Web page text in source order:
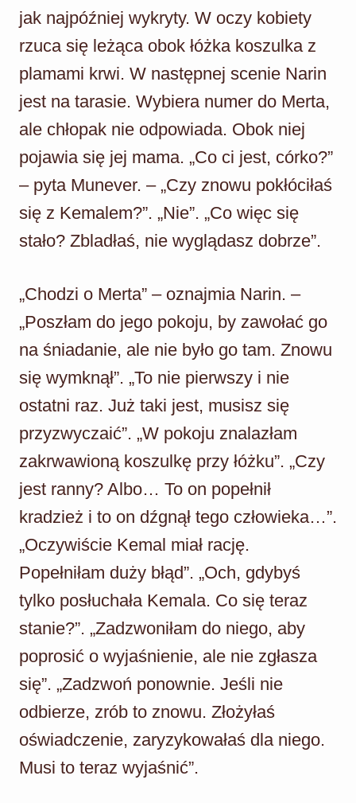
jak najpóźniej wykryty. W oczy kobiety
rzuca się leżąca obok łóżka koszulka z
plamami krwi. W następnej scenie Narin
jest na tarasie. Wybiera numer do Merta,
ale chłopak nie odpowiada. Obok niej
pojawia się jej mama. „Co ci jest, córko?”
– pyta Munever. – „Czy znowu pokłóciłaś
się z Kemalem?”. „Nie”. „Co więc się
stało? Zbladłaś, nie wyglądasz dobrze”.
„Chodzi o Merta” – oznajmia Narin. –
„Poszłam do jego pokoju, by zawołać go
na śniadanie, ale nie było go tam. Znowu
się wymknął”. „To nie pierwszy i nie
ostatni raz. Już taki jest, musisz się
przyzwyczaić”. „W pokoju znalazłam
zakrwawioną koszulkę przy łóżku”. „Czy
jest ranny? Albo… To on popełnił
kradzież i to on dźgnął tego człowieka…”.
„Oczywiście Kemal miał rację.
Popełniłam duży błąd”. „Och, gdybyś
tylko posłuchała Kemala. Co się teraz
stanie?”. „Zadzwoniłam do niego, aby
poprosić o wyjaśnienie, ale nie zgłasza
się”. „Zadzwoń ponownie. Jeśli nie
odbierze, zrób to znowu. Złożyłaś
oświadczenie, zaryzykowałaś dla niego.
Musi to teraz wyjaśnić”.